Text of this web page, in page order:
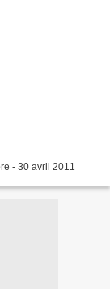
- 30 avril 2011